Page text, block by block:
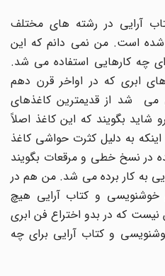
آرایی در رشته های مختلف
است. من نمی دانم که این
چه کارهایی استفاده می شد.
ابری که در اواخر قرن دهم
شد از قدیمترین کاغذهای
بگویند که این کاغذ اصلاً
به دلیل کثرت حواشی کاغذ
در نسخ خطی و مرقعات بگویند
به کار برده می شد. من هم در
خوشنویسی و کتاب آرایی هیچ
که در بدو اختراع فن ابری
و کتاب آرایی برای چه